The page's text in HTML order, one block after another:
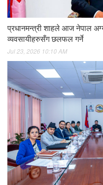
प्रधानमन्त्री शाहले आज नेपाल
व्यवसायीहरुसँग छलफल गर्ने
Jul 23, 2026 10:10 AM